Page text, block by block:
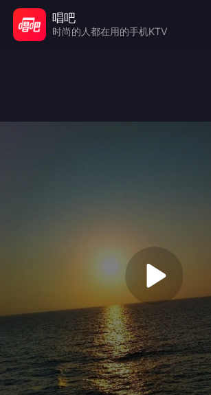
唱吧
时尚的人都在用的手机KTV